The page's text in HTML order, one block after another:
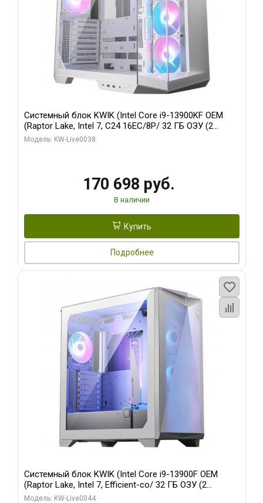
Системный блок KWIK (Intel Core i9-13900KF OEM
(Raptor Lake, Intel 7, C24 16EC/8P/ 32 ГБ ОЗУ (2
модуля)/ Gigabyte RX9070XT GAMING OC 16GB GDDR6
Модель: KW-Live0038
170 698 руб.
В наличии
Купить
Подробнее
Системный блок KWIK (Intel Core i9-13900F OEM
(Raptor Lake, Intel 7, Efficient-co/ 32 ГБ ОЗУ (2
модуля)/ Gigabyte RTX5070Ti AERO OC 16GB GDDR7
Модель: KW-Live0044